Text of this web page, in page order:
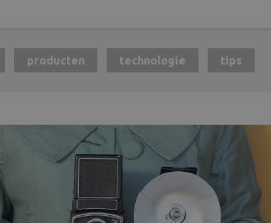
producten technologie tips